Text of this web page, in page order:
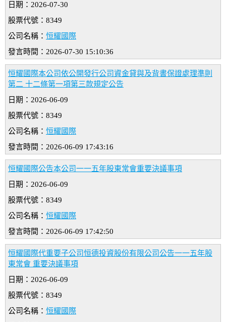
日期：2026-07-30
股票代號：8349
公司名稱： 恒耀國際
發言時間：2026-07-30 15:10:36
恒耀國際本公司依公開發行公司資金貸與及背書保證處理準則
第二 十二條第一項第三款規定公告
日期：2026-06-09
股票代號：8349
公司名稱： 恒耀國際
發言時間：2026-06-09 17:43:16
恒耀國際公告本公司一一五年股東常會重要決議事項
日期：2026-06-09
股票代號：8349
公司名稱： 恒耀國際
發言時間：2026-06-09 17:42:50
恒耀國際代重要子公司恒德投資股份有限公司公告一一五年股
東常會 重要決議事項
日期：2026-06-09
股票代號：8349
公司名稱： 恒耀國際